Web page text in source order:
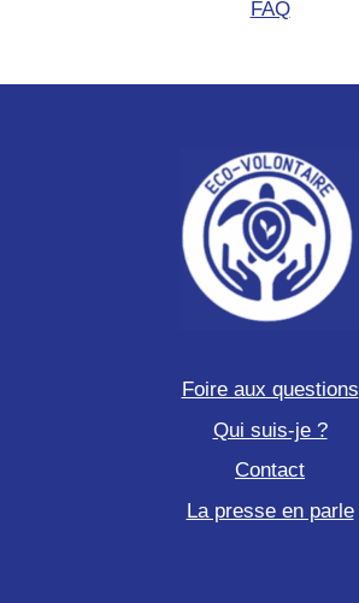
FAQ
Foire aux questions
Qui suis-je ?
Contact
La presse en parle